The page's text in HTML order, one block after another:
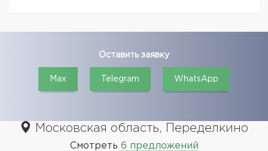
Оставить заявку
Max Telegram WhatsApp
Московская область, Переделкино
Смотреть 6 предложений